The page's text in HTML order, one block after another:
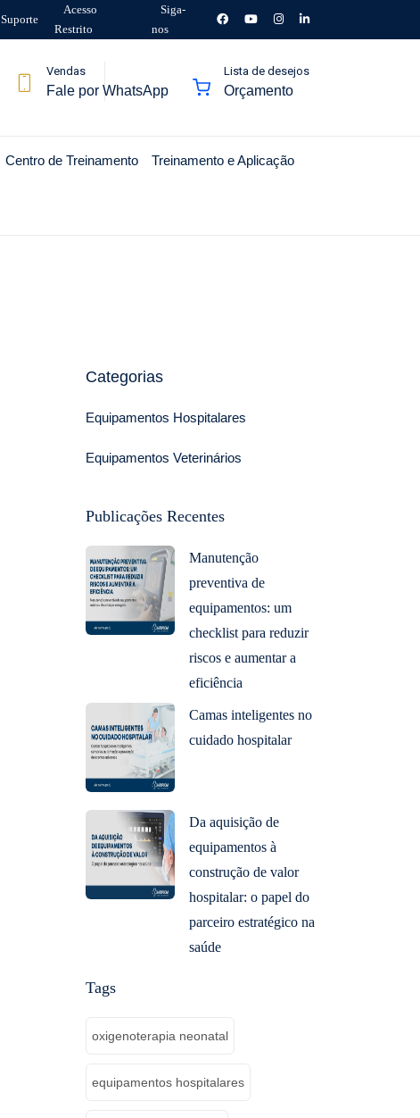
Suporte
Acesso
Restrito
Siga-
nos
Vendas
Fale por WhatsApp
Lista de desejos
Orçamento
Centro de Treinamento Treinamento e Aplicação
Categorias
Equipamentos Hospitalares
Equipamentos Veterinários
Publicações Recentes
Manutenção
preventiva de
equipamentos: um
checklist para reduzir
riscos e aumentar a
eficiência
Camas inteligentes no
cuidado hospitalar
Da aquisição de
equipamentos à
construção de valor
hospitalar: o papel do
parceiro estratégico na
saúde
Tags
oxigenoterapia neonatal
equipamentos hospitalares